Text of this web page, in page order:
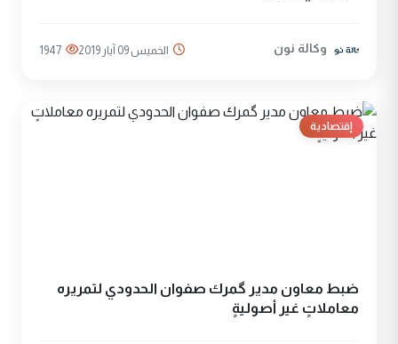
وكالة نون الخميس 09 آيار 2019 1947
إقتصادية
ضبط معاون مدير گمرك صفوان الحدودي لتمريره
معاملاتٍ غير أصوليةٍ